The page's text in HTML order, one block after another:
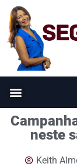
neste
Keith